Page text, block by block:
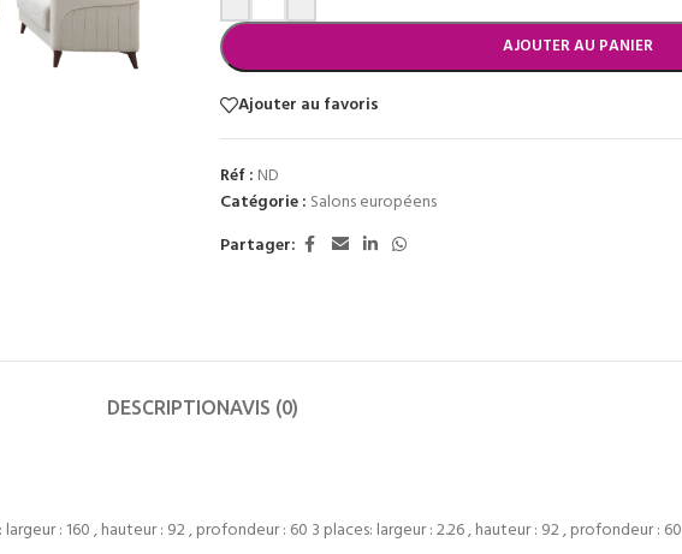
AJOUTER AU PANIER
Ajouter au favoris
Réf : ND
Catégorie : Salons européens
Partager:
DESCRIPTIONAVIS (0)
: 160 , hauteur : 92 , profondeur : 60 3 places: largeur : 2.26 , hauteur : 92 , profondeur : 60